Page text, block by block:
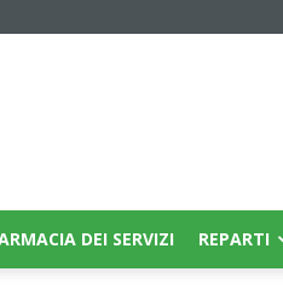
DEI SERVIZI REPARTI